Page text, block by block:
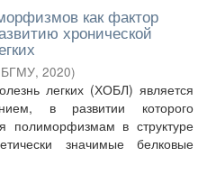
как фактор
хронической
БГМУ, 2020)
легких (ХОБЛ) является
в развитии которого
полиморфизмам в структуре
значимые белковые